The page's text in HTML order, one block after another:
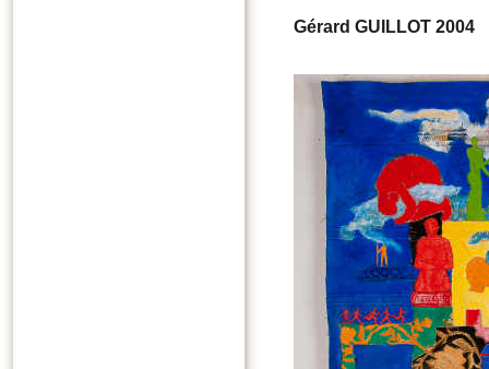
Gérard GUILLOT 2004